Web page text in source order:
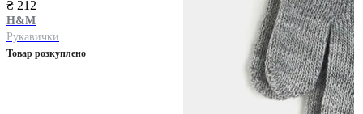
₴ 212
H&M
Рукавички
Товар розкуплено